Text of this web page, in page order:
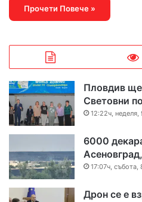
Прочети Повече »
Пловдив
Световни
12:22ч, неделя,
6000
17:07ч, събота,
Дрон се е